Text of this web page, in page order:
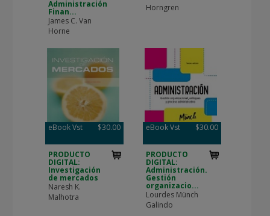
Administración
Finan...
James C. Van
Horne
Horngren
eBook Vst $30.00
PRODUCTO
DIGITAL:
Investigación
de mercados
Naresh K.
Malhotra
eBook Vst $30.00
PRODUCTO
DIGITAL:
Administración.
Gestión
organizacio...
Lourdes Münch
Galindo